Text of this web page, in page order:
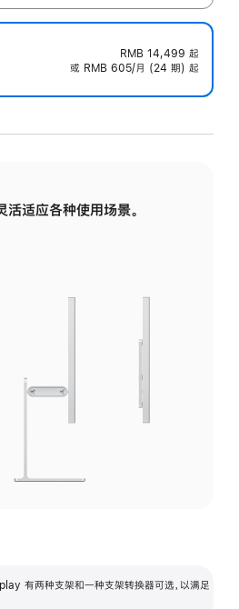
RMB 14,499 起
或 RMB 605/月 (24 期) 起
活适应各种使用场景。
有两种支架和一种支架转换器可选，以满足